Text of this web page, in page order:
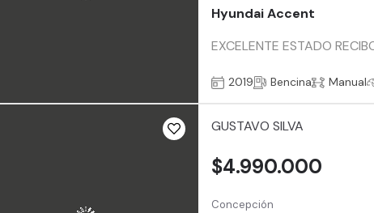
Hyundai Accent
EXCELENTE ESTADO
2019 Bencina Manual
GUSTAVO SILVA
Concepción
$4.990.000